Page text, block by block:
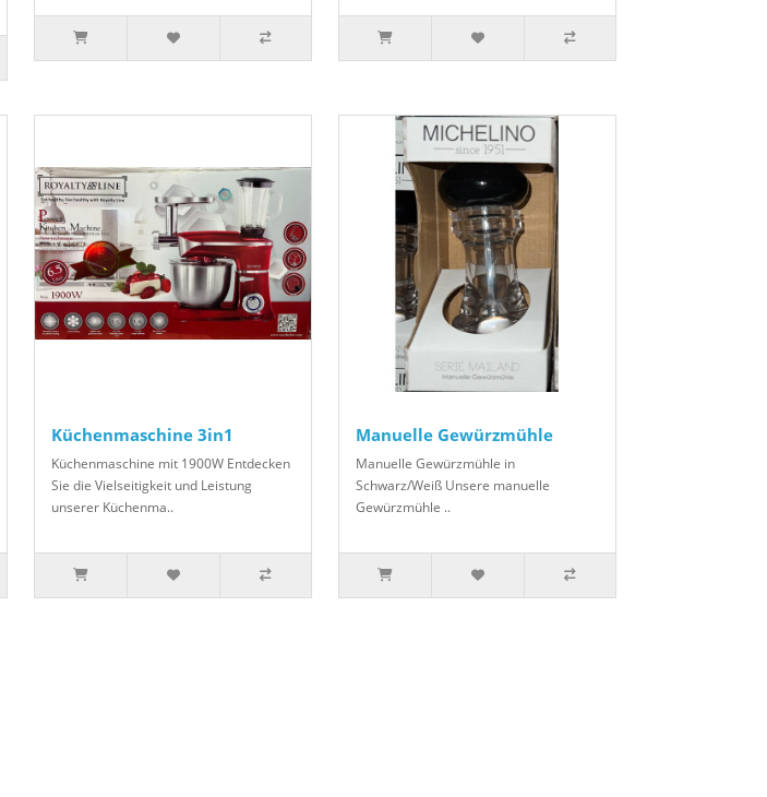
Küchenmaschine 3in1
Küchenmaschine mit 1900W Entdecken
Sie die Vielseitigkeit und Leistung
unserer Küchenma..
Manuelle Gewürzmühle
Manuelle Gewürzmühle in
Schwarz/Weiß Unsere manuelle
Gewürzmühle ..